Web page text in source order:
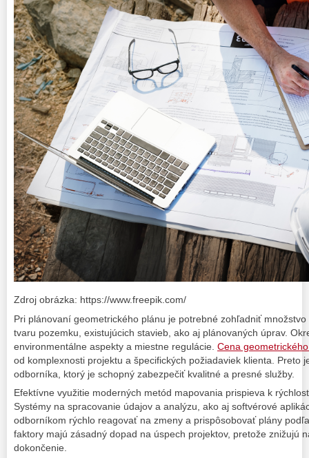
Zdroj obrázka: https://www.freepik.com/
Pri plánovaní geometrického plánu je potrebné zohľadniť
tvaru pozemku, existujúcich stavieb, ako aj plánovaných úprav.
environmentálne aspekty a miestne regulácie. Cena
od komplexnosti projektu a špecifických požiadaviek klienta. Preto
odborníka, ktorý je schopný zabezpečiť kvalitné a presné služby.
Efektívne využitie moderných metód mapovania prispieva k
Systémy na spracovanie údajov a analýzu, ako aj softvérové
odborníkom rýchlo reagovať na zmeny a prispôsobovať plány
faktory majú zásadný dopad na úspech projektov, pretože znižujú
dokončenie.